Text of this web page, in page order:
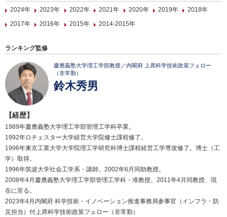
2024年
2023年 2022年 2021年 2020年 2019年
2018年
2017年
2016年 2015年 2014-2015年
ランキング監修
慶應義塾大学理工学部教授／内閣府 上席科学技術政策フェロー
（非常勤）
鈴木秀男
【経歴】
1989年慶應義塾大学理工学部管理工学科卒業。
1992年ロチェスター大学経営大学院修士課程修了。
1996年東京工業大学大学院理工学研究科博士課程経営工学専攻修了。博士（工
学）取得。
1996年筑波大学社会工学系・講師。2002年6月同助教授。
2008年4月慶應義塾大学理工学部管理工学科・准教授。2011年4月同教授、現
在に至る。
2023年4月内閣府 科学技術・イノベーション推進事務局参事官（インフラ・防
災担当）付上席科学技術政策フェロー（非常勤）